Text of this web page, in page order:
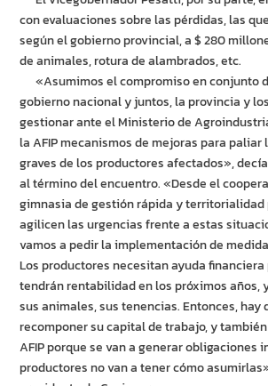
con evaluaciones sobre las pérdidas, las
según el gobierno provincial, a $ 280
de animales, rotura de alambrados, etc.
«Asumimos el compromiso en conjunto
gobierno nacional y juntos, la provincia y
gestionar ante el Ministerio de
la AFIP mecanismos de mejoras para paliar
graves de los productores afectados»,
al término del encuentro. «Desde el
gimnasia de gestión rápida y territorialidad
agilicen las urgencias frente a estas
vamos a pedir la implementación de
Los productores necesitan ayuda
tendrán rentabilidad en los próximos años,
sus animales, sus tenencias. Entonces, hay
recomponer su capital de trabajo, y
AFIP porque se van a generar obligaciones
productores no van a tener cómo